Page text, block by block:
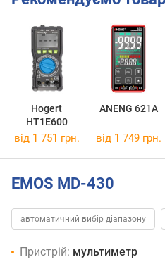
Hogert
HT1E600
ANENG 621A
від 1 751 грн. від 1 749 грн.
EMOS MD-430
автоматичний вибір діапазону
Пристрій: мультиметр